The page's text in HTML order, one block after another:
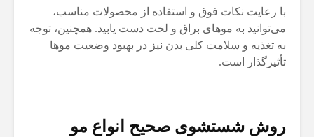
با رعایت نکات فوق و استفاده از محصولات مناسب،
می‌توانید به موهای براق و لخت دست یابید. همچنین، توجه
به تغذیه و سلامت کلی بدن نیز در بهبود وضعیت موها
تأثیرگذار است.
روش شستشوی صحیح انواع مو